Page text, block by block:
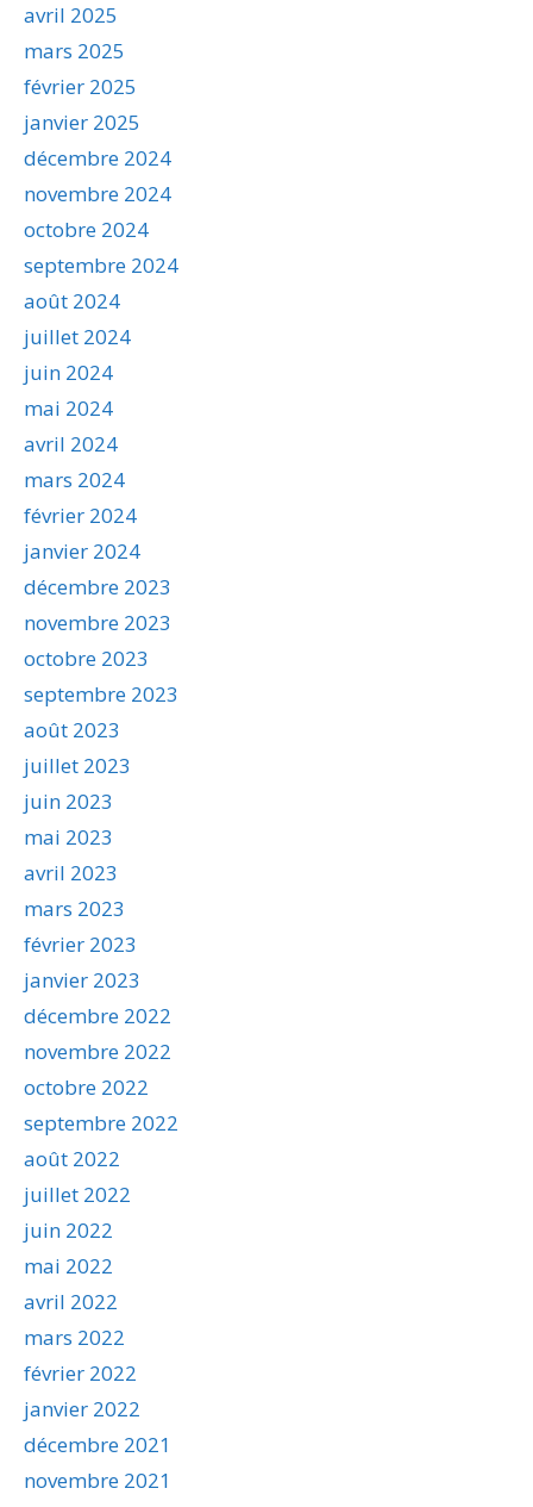
avril 2025
mars 2025
février 2025
janvier 2025
décembre 2024
novembre 2024
octobre 2024
septembre 2024
août 2024
juillet 2024
juin 2024
mai 2024
avril 2024
mars 2024
février 2024
janvier 2024
décembre 2023
novembre 2023
octobre 2023
septembre 2023
août 2023
juillet 2023
juin 2023
mai 2023
avril 2023
mars 2023
février 2023
janvier 2023
décembre 2022
novembre 2022
octobre 2022
septembre 2022
août 2022
juillet 2022
juin 2022
mai 2022
avril 2022
mars 2022
février 2022
janvier 2022
décembre 2021
novembre 2021